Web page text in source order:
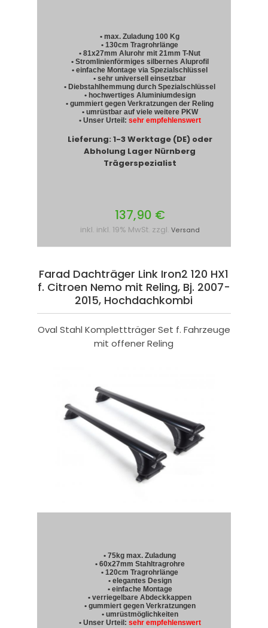
• max. Zuladung 100 Kg
• 130cm Tragrohrlänge
• 81x27mm Alurohr mit 21mm T-Nut
• Stromlinienförmiges silbernes Aluprofil
• einfache Montage via Spezialschlüssel
• sehr universell einsetzbar
• Diebstahlhemmung durch Spezialschlüssel
• hochwertiges Aluminiumdesign
• gummiert gegen Verkratzungen der Reling
• umrüstbar auf viele weitere PKW
• Unser Urteil: sehr empfehlenswert
Lieferung: 1-3 Werktage (DE) oder
Abholung Lager Nürnberg
Trägerspezialist
137,90 €
inkl. inkl. 19% MwSt. zzgl. Versand
Farad Dachträger Link Iron2 120 HX1
f. Citroen Nemo mit Reling, Bj. 2007-
2015, Hochdachkombi
Oval Stahl Komplettträger Set f. Fahrzeuge
mit offener Reling
• 75kg max. Zuladung
• 60x27mm Stahltragrohre
• 120cm Tragrohrlänge
• elegantes Design
• einfache Montage
• verriegelbare Abdeckkappen
• gummiert gegen Verkratzungen
• umrüstmöglichkeiten
• Unser Urteil: sehr empfehlenswert